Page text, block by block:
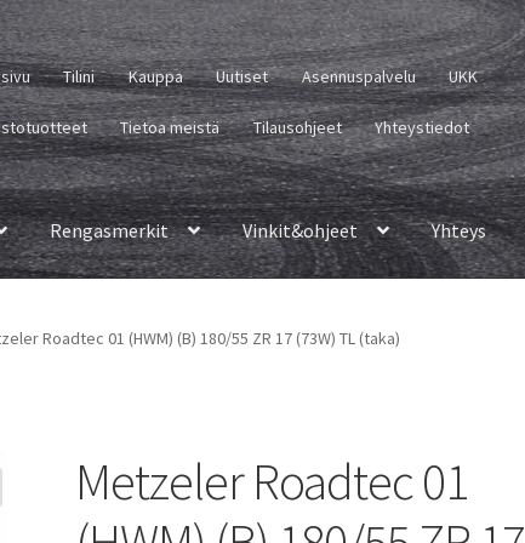
Tilini Kauppa Uutiset Asennuspalvelu UKK
Tietoa meistä Tilausohjeet Yhteystiedot
Rengasmerkit Vinkit&ohjeet Yhteys
Roadtec 01 (HWM) (B) 180/55 ZR 17 (73W) TL (taka)
Metzeler Roadtec 01